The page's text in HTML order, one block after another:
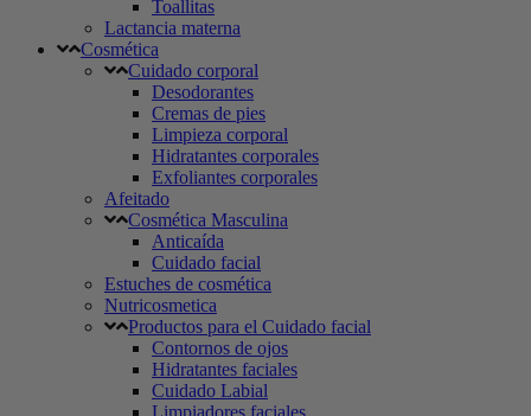
Toallitas
Lactancia materna
Cosmética
Cuidado corporal
Desodorantes
Cremas de pies
Limpieza corporal
Hidratantes corporales
Exfoliantes corporales
Afeitado
Cosmética Masculina
Anticaída
Cuidado facial
Estuches de cosmética
Nutricosmetica
Productos para el Cuidado facial
Contornos de ojos
Hidratantes faciales
Cuidado Labial